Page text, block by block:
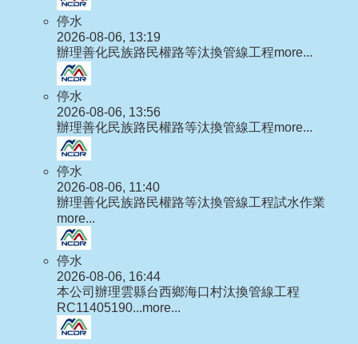
停水
2026-08-06, 13:19
辦理善化民族路民權路等汰換管線工程more...
停水
2026-08-06, 13:56
辦理善化民族路民權路等汰換管線工程more...
停水
2026-08-06, 11:40
辦理善化民族路民權路等汰換管線工程試水作業
more...
停水
2026-08-06, 16:44
本公司辦理雲縣台西鄉海口村汰換管線工程
RC11405190...more...